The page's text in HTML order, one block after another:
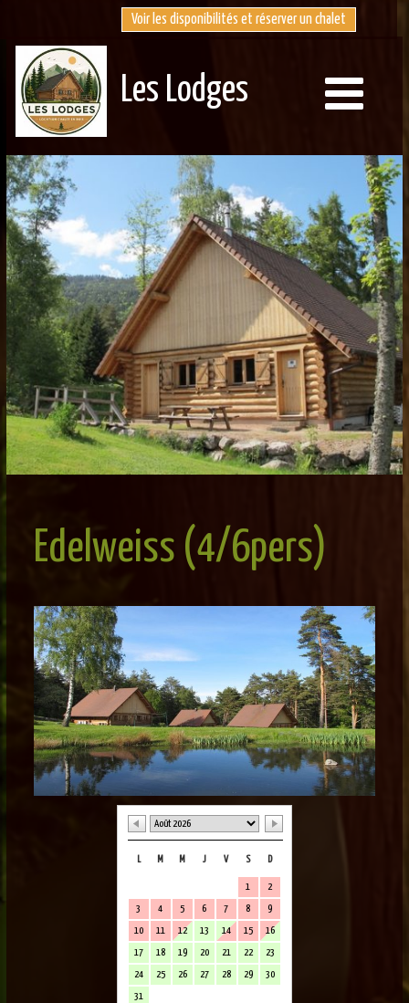
Voir les disponibilités et réserver un chalet
Les Lodges
Edelweiss (4/6pers)
L M M J V S D
1 2
3 4 5 6 7 8 9
10 11 12 13 14 15 16
17 18 19 20 21 22 23
24 25 26 27 28 29 30
31